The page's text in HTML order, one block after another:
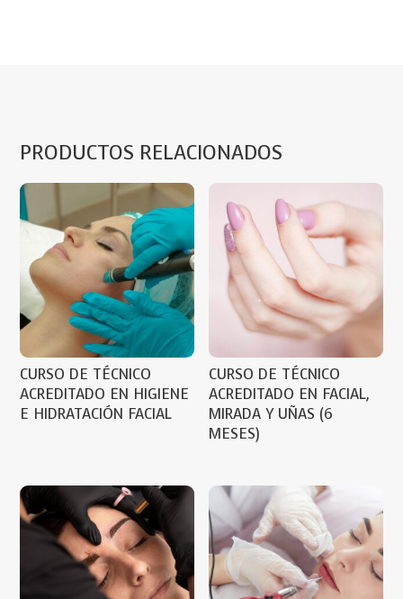
PRODUCTOS RELACIONADOS
CURSO DE TÉCNICO
ACREDITADO EN HIGIENE
E HIDRATACIÓN FACIAL
CURSO DE TÉCNICO
ACREDITADO EN FACIAL,
MIRADA Y UÑAS (6
MESES)